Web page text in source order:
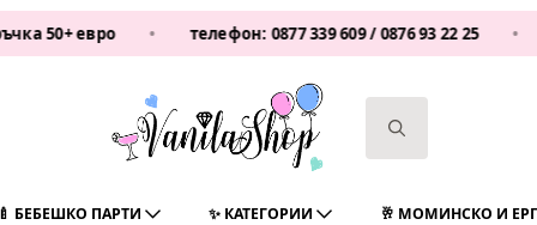
евро • телефон:0877 339 609/0876 93 22 25 •
🍼 БЕБЕШКО ПАРТИ ✨ КАТЕГОРИИ 🥂 МОМИНСКО И